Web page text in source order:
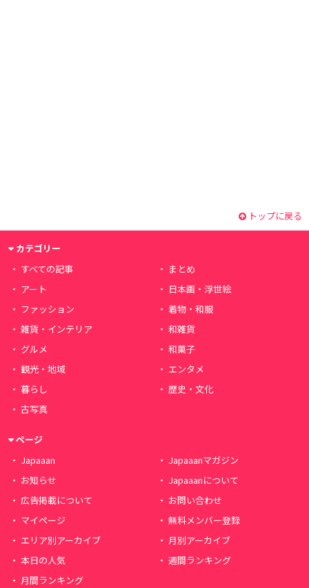
トップに戻る
カテゴリー
すべての記事
まとめ
アート
日本画・浮世絵
ファッション
着物・和服
雑貨・インテリア
和雑貨
グルメ
和菓子
観光・地域
エンタメ
暮らし
歴史・文化
古写真
ページ
Japaaan
Japaaanマガジン
お知らせ
Japaaanについて
広告掲載について
お問い合わせ
マイページ
無料メンバー登録
エリア別アーカイブ
月別アーカイブ
本日の人気
週間ランキング
月間ランキング